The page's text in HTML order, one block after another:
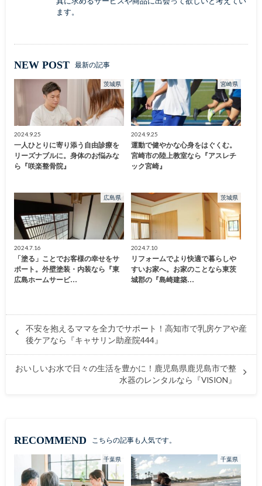
ます。
NEW POST 最新の記事
茨城県
2024.9.25
一人ひとりに寄り添う自由診療を
リーズナブルに。身体のお悩みな
ら『咲楽整骨院』
宮崎県
2024.9.25
運動で健やかな心身をはぐくむ。
宮崎市の陸上教室なら『アスレチ
ック宮崎』
広島県
2024.7.16
「塗る」ことでお客様の幸せをサ
ポート。外壁塗装・内装なら『東
広島ホームサービ…
茨城県
2024.7.10
リフォームでより快適で暮らしや
すいお家へ。お家のことなら東茨
城郡の『島崎建築…
不安を抱えるママを全力でサポート！高知市で乳房ケアや産
後ケアなら『キャサリン助産院444』
おいしいお水で日々の生活を豊かに！鹿児島県鹿児島市で整
水器のレンタルなら『VISION』
RECOMMEND こちらの記事も人気です。
千葉県 千葉県